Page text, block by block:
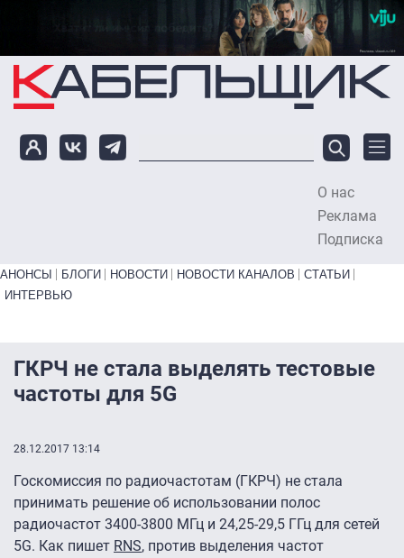
Перейти к основному содержанию
О нас
Реклама
Подписка
Primary links bottom
АНОНСЫ БЛОГИ НОВОСТИ НОВОСТИ КАНАЛОВ
СТАТЬИ
ИНТЕРВЬЮ
ГКРЧ не стала выделять тестовые
частоты для 5G
28.12.2017 13:14
Госкомиссия по радиочастотам (ГКРЧ) не стала
принимать решение об использовании полос
радиочастот 3400-3800 МГц и 24,25-29,5 ГГц для сетей
5G. Как пишет RNS, против выделения частот